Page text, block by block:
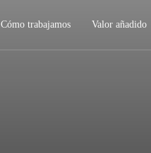
Cómo trabajamos Valor añadido